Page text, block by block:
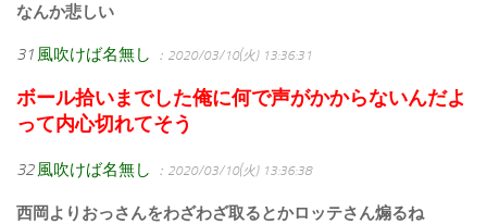
なんか悲しい
31 風吹けば名無し ：2020/03/10(火) 13:36:31
ボール拾いまでした俺に何で声がかからないんだよ
って内心切れてそう
32 風吹けば名無し ：2020/03/10(火) 13:36:38
西岡よりおっさんをわざわざ取るとかロッテさん煽るね